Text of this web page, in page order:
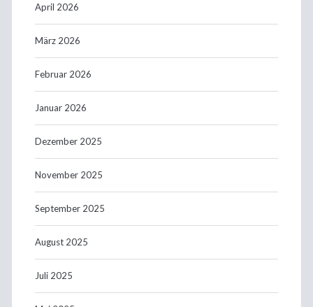
April 2026
März 2026
Februar 2026
Januar 2026
Dezember 2025
November 2025
September 2025
August 2025
Juli 2025